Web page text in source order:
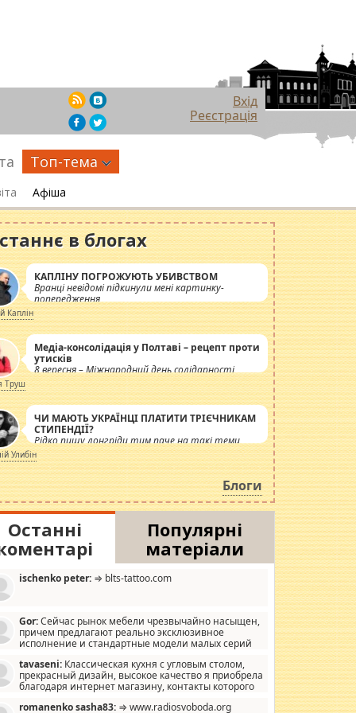
Вхід
Реєстрація
Топ-тема
Афіша
в блогах
КАПЛІНУ ПОГРОЖУЮТЬ УБИВСТВОМ
Вранці невідомі підкинули мені картинку-
попередження
Каплін
Медіа-консолідація у Полтаві – рецепт проти
утисків
8 вересня – Міжнародний день солідарності
журналістів.
Труш
ЧИ МАЮТЬ УКРАЇНЦІ ПЛАТИТИ ТРІЄЧНИКАМ
СТИПЕНДІЇ?
Рідко пишу лонгріди тим паче на такі теми,
але вже просто дістало! Обурюють сьогоднішні
інсенуації навколо стипендіального питання.
Штучно роздувається ще одна соціальна
катастрофа.
Улибін
Блоги
Останні
Популярні
матеріали
ischenko peter: ⇒ blts-tattoo.com
Gor:Сейчас рынок мебели чрезвычайно насыщен,
причем предлагают реально эксклюзивное
исполнение и стандартные модели малых серий
мало походит на стандартные формы, в MebelOk,
и что главное - со вкусом все в порядке,
ненужных наворотов удорожающих мебель, а это не
tavaseni: Классическая кухня с угловым столом,
прекрасный дизайн, высокое качество я приобрела
благодаря интернет магазину, контакты которого
romanenko sasha83: ⇒ www.radiosvoboda.org